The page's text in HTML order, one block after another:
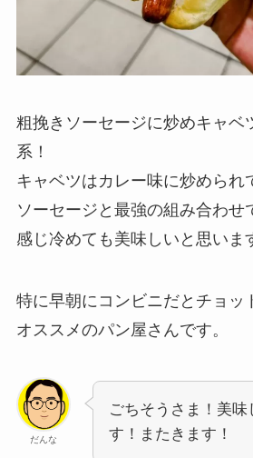
粗挽きソーセージに炒めキャベ
系！
キャベツはカレー味に炒められ
ソーセージと最強の組み合わせ
感じ冷めても美味しいと思いま
特に早朝にコンビニだとチョ
オススメのパン屋さんです。
だんな
ごちそうさま！美味
す！またきます！